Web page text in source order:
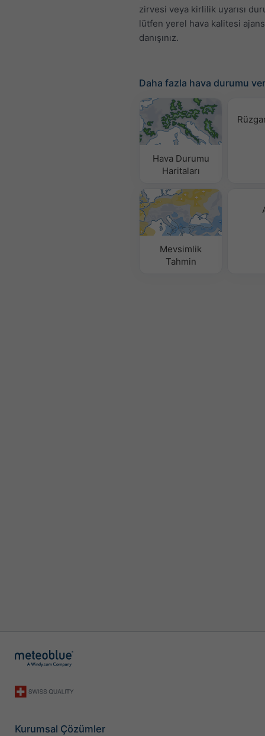
zirvesi veya kirlilik uyarısı
lütfen yerel hava kalitesi
danışınız.
Daha fazla hava durumu
Hava Durumu
Haritaları​
Mevsimlik
Tahmin
Kurumsal Çözümler